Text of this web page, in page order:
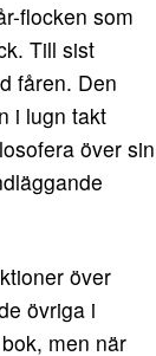
flocken som
Till sist
fåren. Den
i lugn takt
över sin
över
övriga i
men när